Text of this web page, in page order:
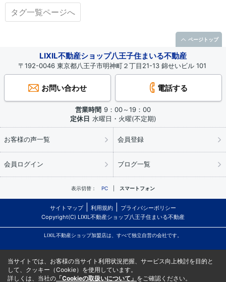
タグ一覧ページへ
LIXIL不動産ショップ八王子住まいる不動産
〒192-0046 東京都八王子市明神町２丁目21-13 錦せいビル 101
お問い合わせ 電話する
営業時間 9：00～19：00
定休日 水曜日・火曜(不定期)
お客様の声一覧 会員登録
会員ログイン ブログ一覧
表示切替： PC スマートフォン
サイトマップ 利用規約
プライバシーポリシー
Copyright(C) LIXIL不動産ショップ八王子住まいる不動産
LIXIL不動産ショップ加盟店は、すべて独立自営の会社です。
ページトップ
当サイトでは、お客様の当サイト利用状況把握、サービス向上検討を目的と
して、クッキー（Cookie）を使用しています。
詳しくは、当社の 「Cookieの取扱いについて」 をご確認ください。